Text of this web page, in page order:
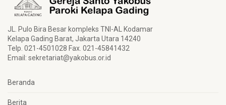
JL. Pulo Bira Besar kompleks TNI-AL Kodamar
Kelapa Gading Barat, Jakarta Utara 14240
Telp. 021-4501028 Fax. 021-45841432
Email: sekretariat@yakobus.or.id
Beranda
Berita